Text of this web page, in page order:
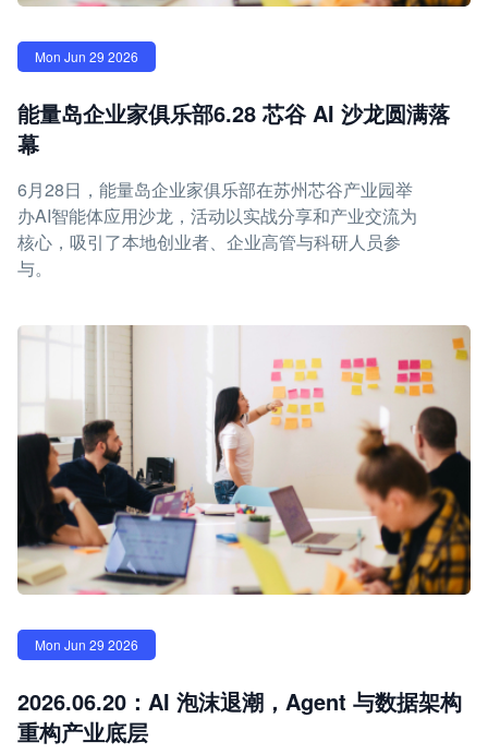
Mon Jun 29 2026
能量岛企业家俱乐部6.28 芯谷 AI 沙龙圆满落
幕
6月28日，能量岛企业家俱乐部在苏州芯谷产业园举
办AI智能体应用沙龙，活动以实战分享和产业交流为
核心，吸引了本地创业者、企业高管与科研人员参
与。
Mon Jun 29 2026
2026.06.20：AI 泡沫退潮，Agent 与数据架构
重构产业底层